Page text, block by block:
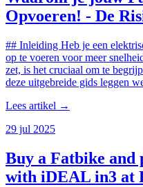
Opvoeren! - De
## Inleiding Heb je een
op te voeren voor meer
zet, is het cruciaal om te
deze uitgebreide gids leggen
Lees artikel →
29 jul 2025
Buy a Fatbike and
with iDEAL in3 at